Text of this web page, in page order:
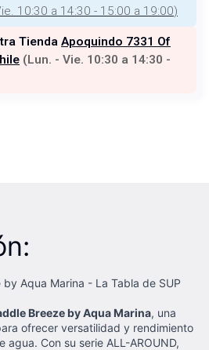
10:30 a 14:30 - 15:00 a 19:00)
Tienda Apoquindo 7331 Of
(Lun. - Vie. 10:30 a 14:30 -
Aqua Marina - La Tabla de SUP
Breeze by Aqua Marina, una
ofrecer versatilidad y rendimiento
Con su serie ALL-AROUND,